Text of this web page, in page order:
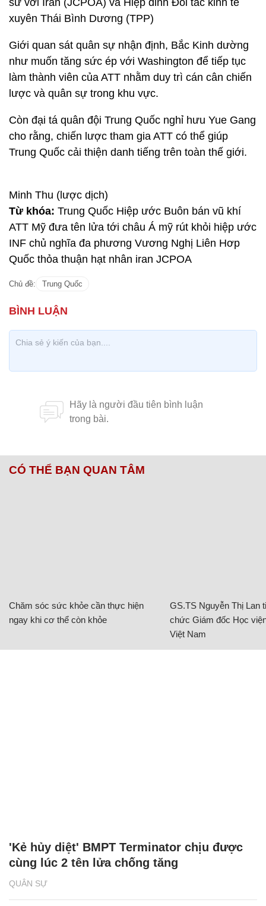
sử với Iran (JCPOA) và Hiệp đinh Đối tác kinh tế
xuyên Thái Bình Dương (TPP)
Giới quan sát quân sự nhận định, Bắc Kinh dường
như muốn tăng sức ép với Washington để tiếp tục
làm thành viên của ATT nhằm duy trì cán cân chiến
lược và quân sự trong khu vực.
Còn đại tá quân đội Trung Quốc nghỉ hưu Yue Gang
cho rằng, chiến lược tham gia ATT có thể giúp
Trung Quốc cải thiện danh tiếng trên toàn thế giới.
Minh Thu (lược dịch)
Từ khóa: Trung Quốc Hiệp ước Buôn bán vũ khí
ATT Mỹ đưa tên lửa tới châu Á mỹ rút khỏi hiệp ước
INF chủ nghĩa đa phương Vương Nghị Liên Hơp
Quốc thỏa thuận hạt nhân iran JCPOA
Chủ đề: Trung Quốc
CÓ THỂ BẠN QUAN TÂM
Chăm sóc sức khỏe cần thực hiện
ngay khi cơ thể còn khỏe
GS.TS Nguyễn Thị Lan
chức Giám đốc Học
Việt Nam
QUÂN SỰ
'Kẻ hủy diệt' BMPT Terminator chịu được
cùng lúc 2 tên lửa chống tăng